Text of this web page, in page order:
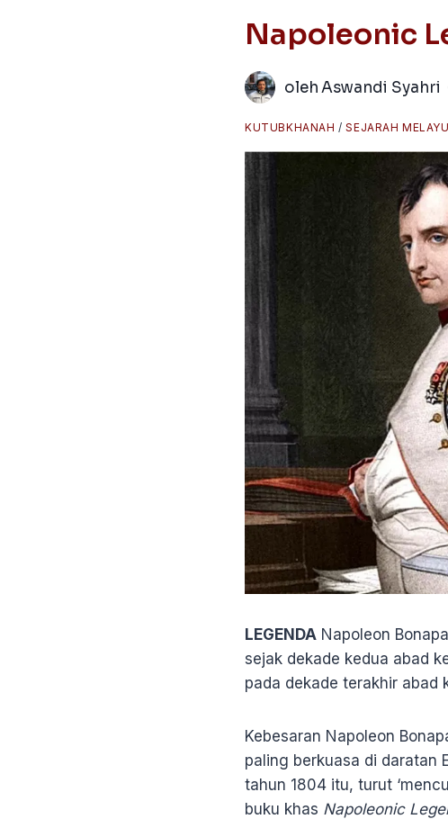
Napoleonic
olehAswandi Syahri
KUTUBKHANAH /SEJARAH MELAYU
LEGENDA Napoleon
sejak dekade kedua abad
pada dekade terakhir abad
Kebesaran Napoleon
paling berkuasa di daratan
tahun 1804 itu, turut
buku khas Napoleonic